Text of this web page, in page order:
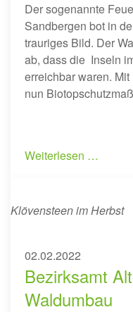
Der sogenannte
Sandbergen bot in
trauriges Bild. Der
ab, dass die Inseln
erreichbar waren.
nun
Weiterlesen …
Klövensteen im Herbst
02.02.2022
Bezirksamt
Waldumbau